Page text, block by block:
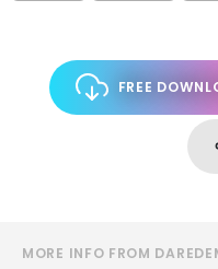
FREE
MORE INFO FROM